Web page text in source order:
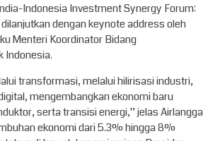
Indonesia Investment Synergy Forum:
dengan keynote address oleh
Menteri Koordinator Bidang
Indonesia.
transformasi, melalui hilirisasi industri,
mengembangkan ekonomi baru
serta transisi energi,” jelas Airlangga
ekonomi dari 5.3% hingga 8%